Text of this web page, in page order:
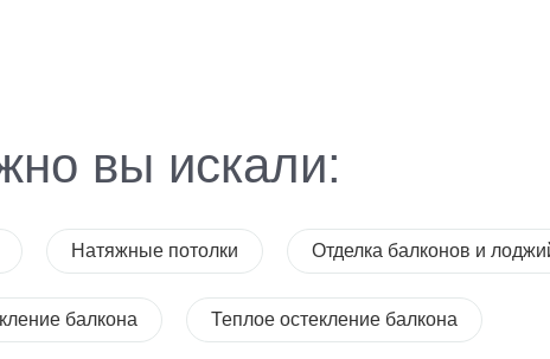
вы искали:
Натяжные потолки Отделка балконов и
балкона Теплое остекление балкона